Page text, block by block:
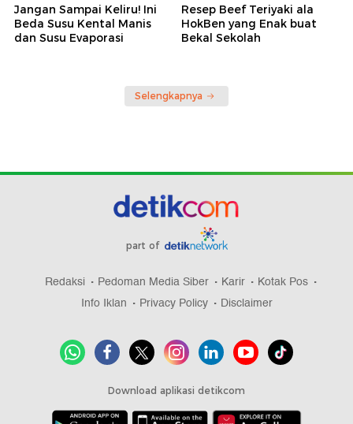
Jangan Sampai Keliru! Ini
Beda Susu Kental Manis
dan Susu Evaporasi
Resep Beef Teriyaki ala
HokBen yang Enak buat
Bekal Sekolah
Selengkapnya
part of
Redaksi Pedoman Media Siber Karir
Kotak Pos
Info Iklan
Privacy Policy Disclaimer
Download aplikasi detikcom